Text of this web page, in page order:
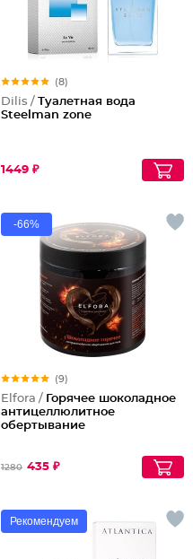
(8)
Dilis / Туалетная вода
Steelman zone
1449 ₽
-66%
(9)
Elfora / Горячее шоколадное
антицеллюлитное
обертывание
1280 435 ₽
Рекомендуем